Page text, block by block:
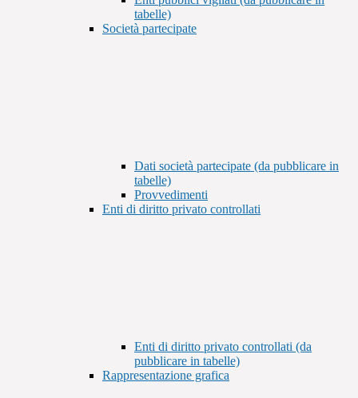
tabelle)
Società partecipate
Dati società partecipate (da pubblicare in
tabelle)
Provvedimenti
Enti di diritto privato controllati
Enti di diritto privato controllati (da
pubblicare in tabelle)
Rappresentazione grafica